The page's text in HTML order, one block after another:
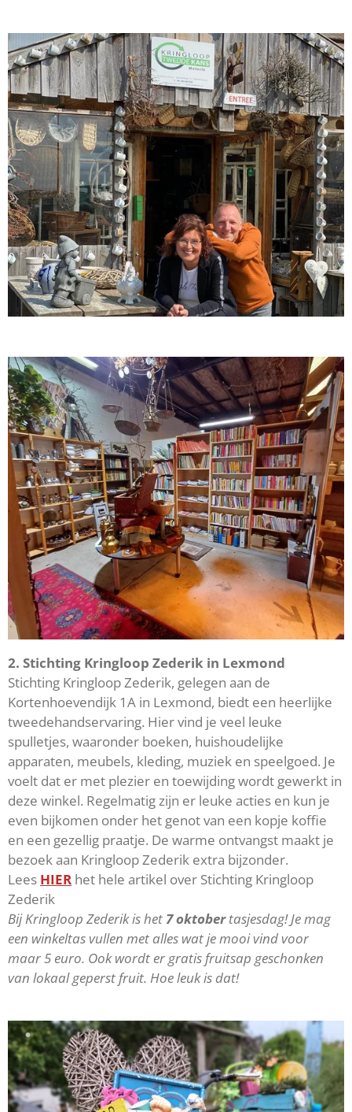
2. Stichting Kringloop Zederik in Lexmond
Stichting Kringloop Zederik, gelegen aan de
Kortenhoevendijk 1A in Lexmond, biedt een heerlijke
tweedehandservaring. Hier vind je veel leuke
spulletjes, waaronder boeken, huishoudelijke
apparaten, meubels, kleding, muziek en speelgoed. Je
voelt dat er met plezier en toewijding wordt gewerkt in
deze winkel. Regelmatig zijn er leuke acties en kun je
even bijkomen onder het genot van een kopje koffie
en een gezellig praatje. De warme ontvangst maakt je
bezoek aan Kringloop Zederik extra bijzonder.
Lees HIER het hele artikel over Stichting Kringloop
Zederik
Bij Kringloop Zederik is het 7 oktobertasjesdag! Je mag
een winkeltas vullen met alles wat je mooi vind voor
maar 5 euro. Ook wordt er gratis fruitsap geschonken
van lokaal geperst fruit. Hoe leuk is dat!